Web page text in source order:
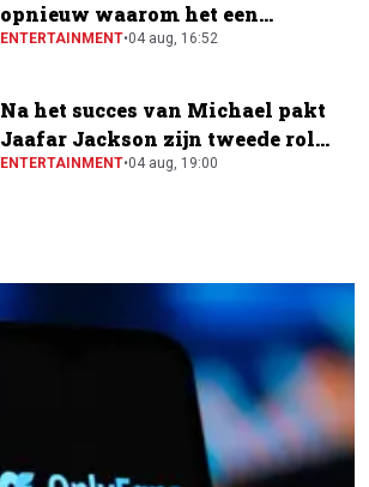
opnieuw waarom het een
festivalfavoriet is
ENTERTAINMENT•04 aug, 16:52
Na het succes van Michael pakt
Jaafar Jackson zijn tweede rol
naast Will Smith
ENTERTAINMENT•04 aug, 19:00